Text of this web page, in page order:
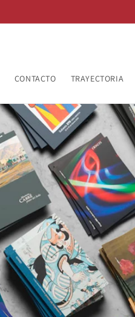
CONTACTO TRAYECTORIA